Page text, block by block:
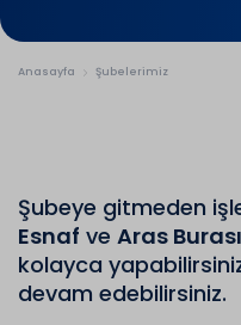
Anasayfa Şubelerimiz
Şubeye gitmeden
Esnaf ve Aras
kolayca
devam edebilirsiniz.